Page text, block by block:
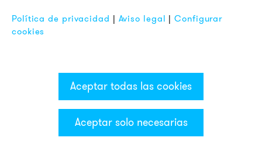
Política de privacidad | Aviso legal |Configurar
cookies
Aceptar todas las cookies
Aceptar solo necesarias